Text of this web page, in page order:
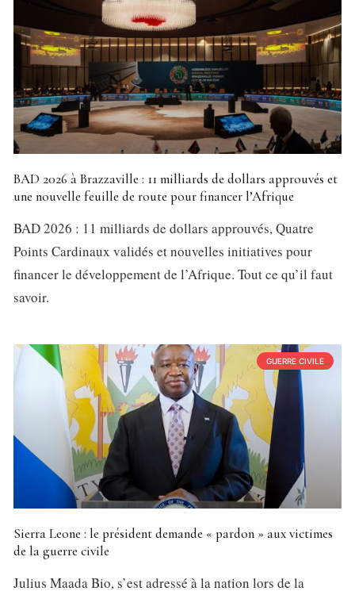
BAD 2026 à Brazzaville : 11 milliards de dollars approuvés et
une nouvelle feuille de route pour financer l’Afrique
BAD 2026 : 11 milliards de dollars approuvés, Quatre
Points Cardinaux validés et nouvelles initiatives pour
financer le développement de l’Afrique. Tout ce qu’il faut
savoir.
GUERRE CIVILE
Sierra Leone : le président demande « pardon » aux victimes
de la guerre civile
Julius Maada Bio, s’est adressé à la nation lors de la